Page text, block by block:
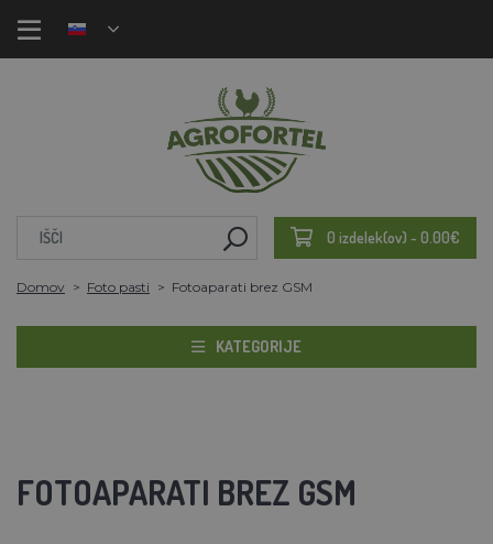
0 izdelek(ov) - 0.00€
Domov Foto pasti Fotoaparati brez GSM
KATEGORIJE
FOTOAPARATI BREZ GSM